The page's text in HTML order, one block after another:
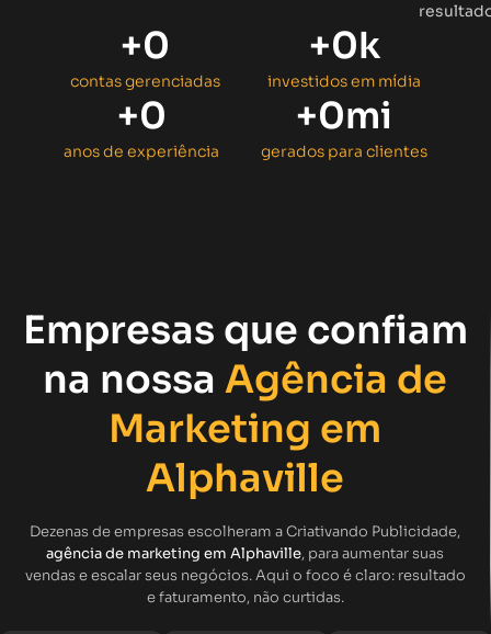
contas gerenciadas
+0
investidos em mídia
+0k
anos de experiência
+0
gerados para clientes
+0mi
Empresas que confiam
na nossa Agência de
Marketing em
Alphaville
Dezenas de empresas escolheram a Criativando Publicidade,
agência de marketing em Alphaville, para aumentar suas
vendas e escalar seus negócios. Aqui o foco é claro: resultado
e faturamento, não curtidas.